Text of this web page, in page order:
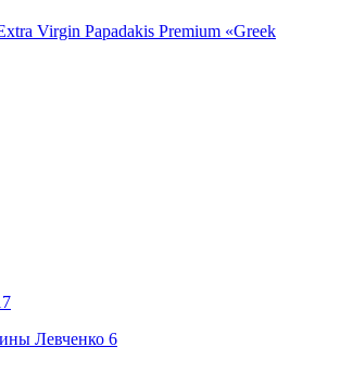
Virgin Papadakis Premium «Greek
Левченко 6